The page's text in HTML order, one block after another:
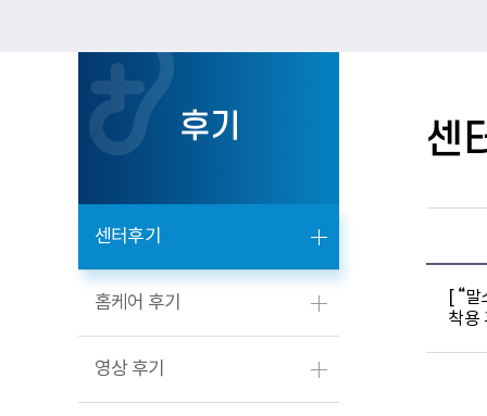
후기
센터후기
홈케어 후기
영상 후기
센
[ “
착용